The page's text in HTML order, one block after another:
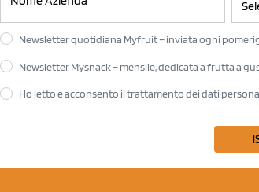
Newsletter quotidiana Myfruit – inviata ogni
Newsletter Mysnack – mensile, dedicata a frutta a
Ho letto e acconsento il trattamento dei dati